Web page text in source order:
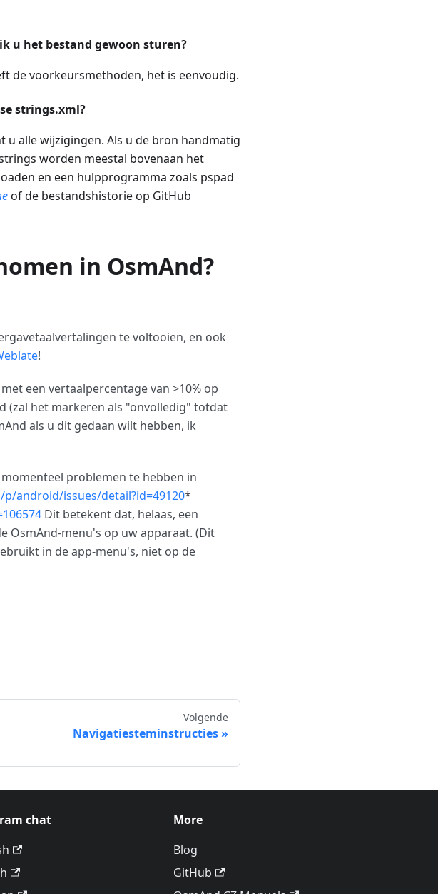
u het bestand gewoon sturen?
de voorkeursmethoden, het is eenvoudig.
strings.xml?
u alle wijzigingen. Als u de bron handmatig
worden meestal bovenaan het
en een hulpprogramma zoals pspad
of de bestandshistorie op GitHub
in OsmAnd?
te voltooien, en ook
!
een vertaalpercentage van >10% op
(zal het markeren als "onvolledig" totdat
als u dit gedaan wilt hebben, ik
problemen te hebben in
android/issues/detail?id=49120*
Dit betekent dat, helaas, een
OsmAnd-menu's op uw apparaat. (Dit
in de app-menu's, niet op de
Volgende
Navigatiesteminstructies
chat
More
Blog
GitHub